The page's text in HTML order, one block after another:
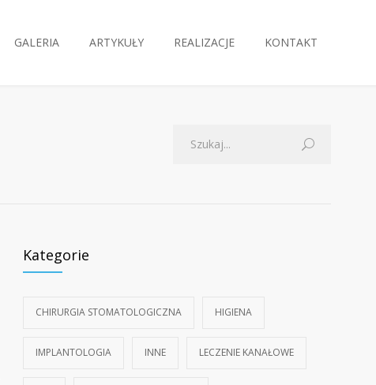
GALERIA ARTYKUŁY REALIZACJE KONTAKT
Kategorie
CHIRURGIA STOMATOLOGICZNA HIGIENA
IMPLANTOLOGIA INNE LECZENIE KANAŁOWE